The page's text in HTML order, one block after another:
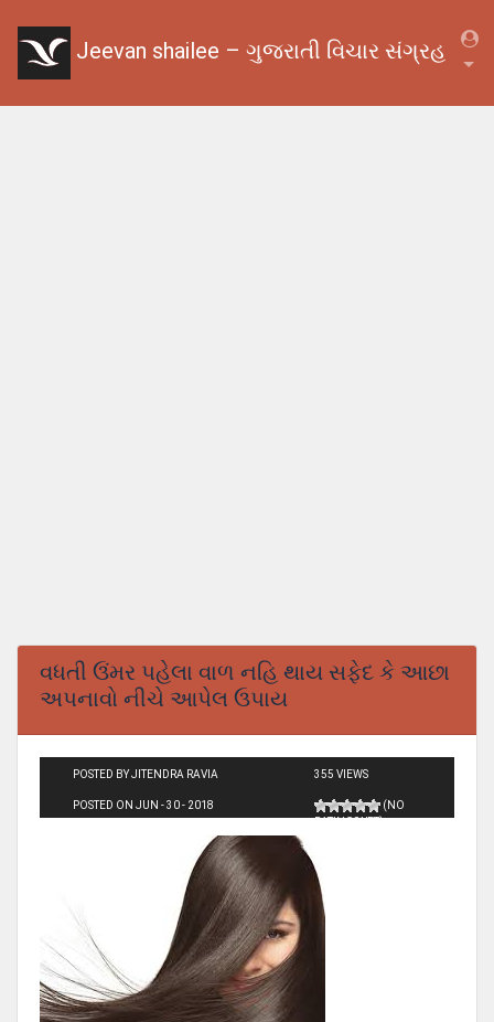
Jeevan shailee – ગુજરાતી વિચાર સંગ્રહ
વધતી ઉંમર પહેલા વાળ નહિ થાય સફેદ કે આછા
અપનાવો નીચે આપેલ ઉપાય
POSTED BY JITENDRA RAVIA
POSTED ON JUN - 30 - 2018
355 VIEWS
(NO
RATINGS YET)